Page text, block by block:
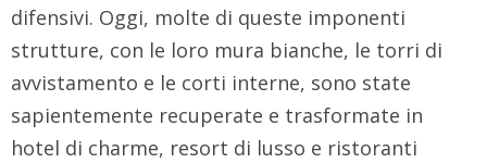
difensivi. Oggi, molte di queste imponenti
strutture, con le loro mura bianche, le torri di
avvistamento e le corti interne, sono state
sapientemente recuperate e trasformate in
hotel di charme, resort di lusso e ristoranti